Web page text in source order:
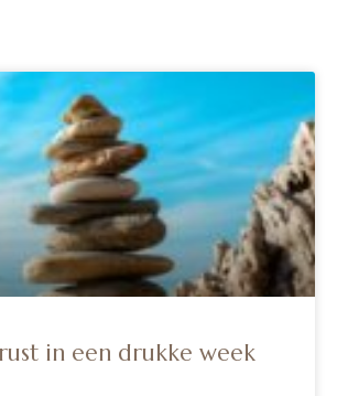
in een drukke week